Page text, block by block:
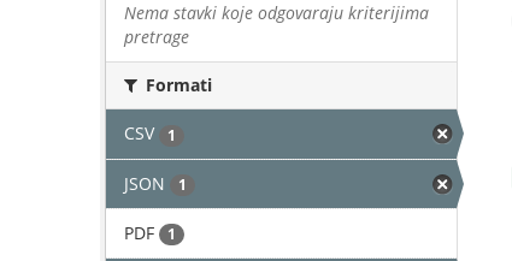
Nema stavki koje odgovaraju kriterijima
pretrage
Formati
CSV 1
JSON 1
PDF 1